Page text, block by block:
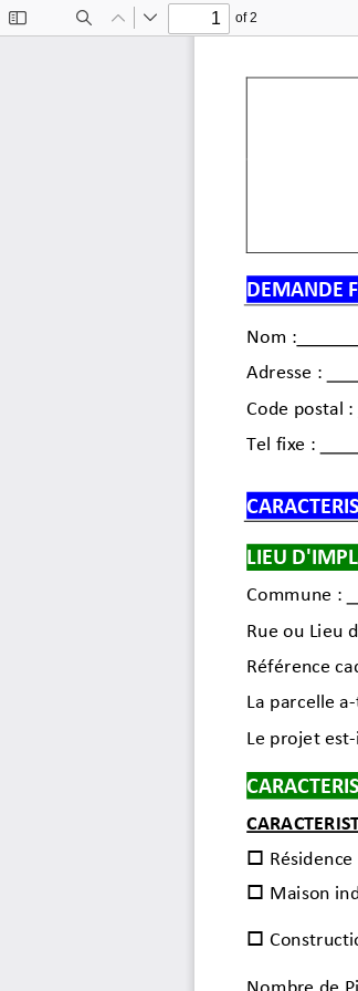
Toggle
FindPrevious
Next
of 2
DEMANDE
Nom :
Adresse :
Code postal :
Tel fixe :
LIEU
Commune :
Rue ou Lieu
Référence
La parcelle
Le projet

 Maison
